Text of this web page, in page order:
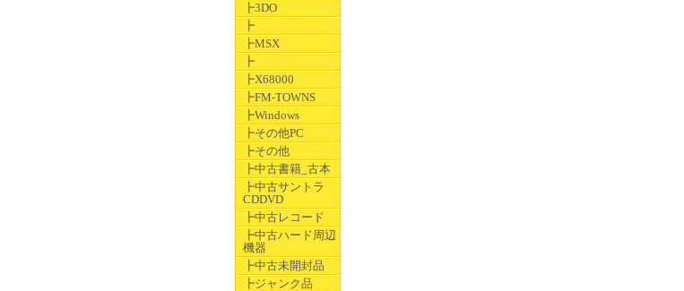
┣3DO
┣
┣MSX
┣
┣X68000
┣FM-TOWNS
┣Windows
┣その他PC
┣その他
┣中古書籍_古本
┣中古サントラ
CDDVD
┣中古レコード
┣中古ハード周辺
機器
┣中古未開封品
┣ジャンク品